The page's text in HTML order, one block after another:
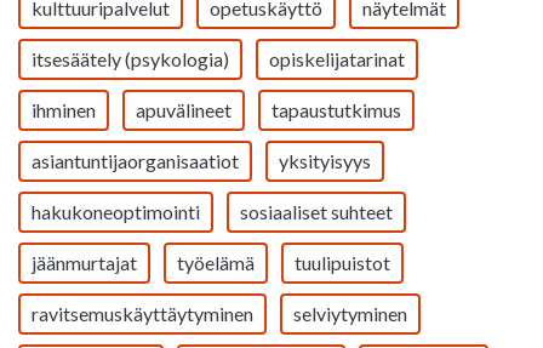
kulttuuripalvelut opetuskäyttö näytelmät
itsesäätely (psykologia) opiskelijatarinat
ihminen apuvälineet tapaustutkimus
asiantuntijaorganisaatiot yksityisyys
hakukoneoptimointi sosiaaliset suhteet
jäänmurtajat työelämä tuulipuistot
ravitsemuskäyttäytyminen selviytyminen